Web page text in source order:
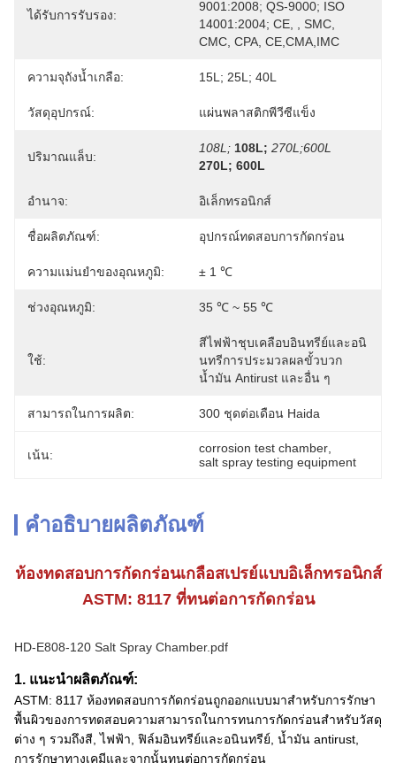
ได้รับการรับรอง:
9001:2008; QS-9000; ISO
14001:2004; CE, , SMC,
CMC, CPA, CE,CMA,IMC
ความจุถังน้ำเกลือ: 15L; 25L; 40L
วัสดุอุปกรณ์: แผ่นพลาสติกพีวีซีแข็ง
ปริมาณแล็บ:
108L; 108L; 270L;600L
270L; 600L
อำนาจ: อิเล็กทรอนิกส์
ชื่อผลิตภัณฑ์: อุปกรณ์ทดสอบการกัดกร่อน
ความแม่นยำของอุณหภูมิ: ± 1 ℃
ช่วงอุณหภูมิ: 35 ℃ ~ 55 ℃
ใช้:
สีไฟฟ้าชุบเคลือบอินทรีย์และอนิ
นทรีการประมวลผลขั้วบวก
น้ำมัน Antirust และอื่น ๆ
สามารถในการผลิต: 300 ชุดต่อเดือน Haida
เน้น: corrosion test chamber
salt spray testing equipment
คำอธิบายผลิตภัณฑ์
ห้องทดสอบการกัดกร่อนเกลือสเปรย์แบบอิเล็กทรอนิกส์
ASTM: 8117 ที่ทนต่อการกัดกร่อน
HD-E808-120 Salt Spray Chamber.pdf
1. แนะนำผลิตภัณฑ์:
ASTM: 8117 ห้องทดสอบการกัดกร่อนถูกออกแบบมาสำหรับการรักษา
พื้นผิวของการทดสอบความสามารถในการทนการกัดกร่อนสำหรับวัสดุ
ต่าง ๆ รวมถึงสี, ไฟฟ้า, ฟิล์มอินทรีย์และอนินทรีย์, น้ำมัน antirust,
การรักษาทางเคมีและจากนั้นทนต่อการกัดกร่อน